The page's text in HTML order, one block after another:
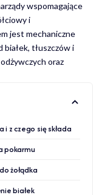
wspomagające
i
jest mechaniczne
białek, tłuszczów i
oraz
i z czego się składa
pokarmu
żołądka
białek